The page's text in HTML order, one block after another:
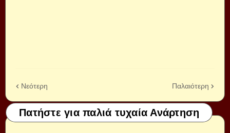
Νεότερη Παλαιότερη
Πατήστε για παλιά τυχαία Ανάρτηση